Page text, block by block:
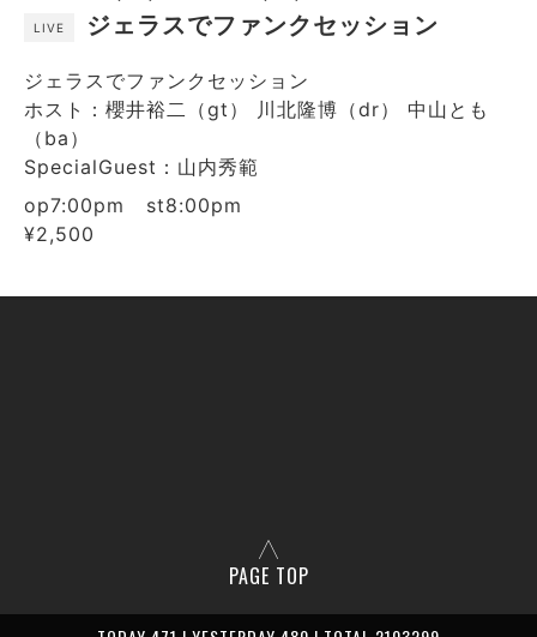
LIVE ジェラスでファンクセッション
ジェラスでファンクセッション
ホスト：櫻井裕二（gt） 川北隆博（dr） 中山とも
（ba）
SpecialGuest：山内秀範
op7:00pm st8:00pm
¥2,500
PAGE TOP